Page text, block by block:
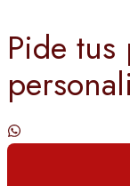
Pide tus